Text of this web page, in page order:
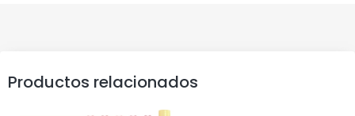
Productos relacionados